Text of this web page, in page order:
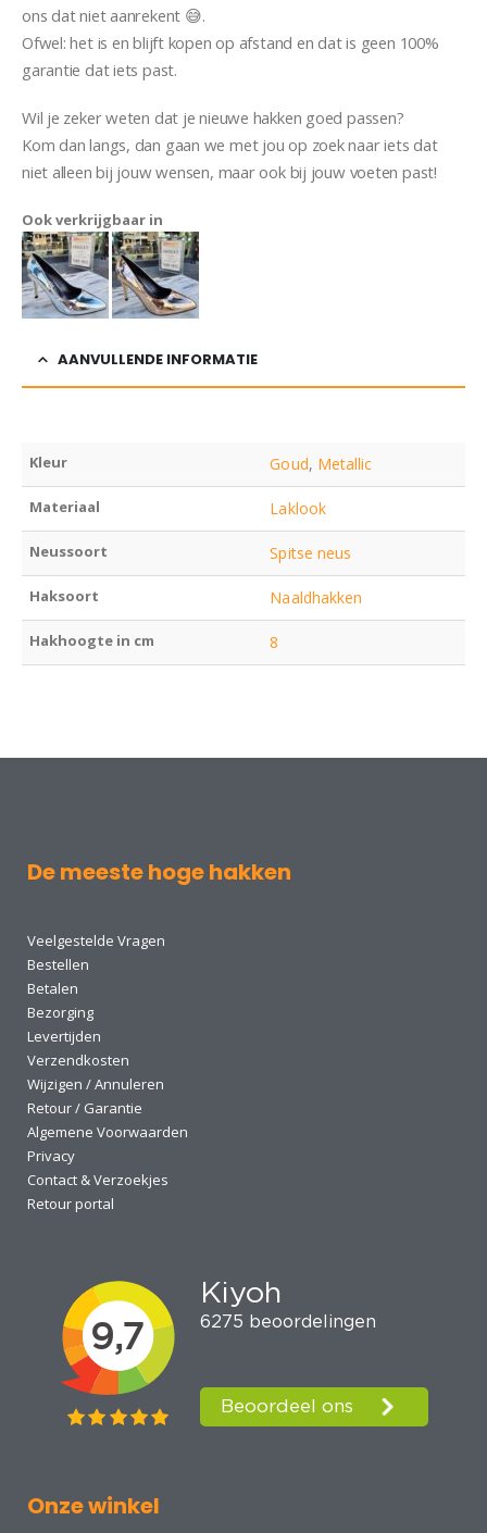
ons dat niet aanrekent 😅.
Ofwel: het is en blijft kopen op afstand en dat is geen 100%
garantie dat iets past.
Wil je zeker weten dat je nieuwe hakken goed passen?
Kom dan langs, dan gaan we met jou op zoek naar iets dat
niet alleen bij jouw wensen, maar ook bij jouw voeten past!
Ook verkrijgbaar in
AANVULLENDE INFORMATIE
Kleur Goud, Metallic
Materiaal Laklook
Neussoort Spitse neus
Haksoort Naaldhakken
Hakhoogte in cm 8
De meeste hoge hakken
Veelgestelde Vragen
Bestellen
Betalen
Bezorging
Levertijden
Verzendkosten
Wijzigen / Annuleren
Retour / Garantie
Algemene Voorwaarden
Privacy
Contact & Verzoekjes
Retour portal
Onze winkel